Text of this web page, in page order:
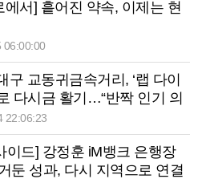
에서] 흩어진 약속, 이제는 현
06:00:00
구 교동귀금속거리, ‘랩 다이
다시금 활기…“반짝 인기 의
속 가능 성장 동력 마련해야”
22:06:23
이드] 강정훈 iM뱅크 은행장
둔 성과, 다시 지역으로 연결